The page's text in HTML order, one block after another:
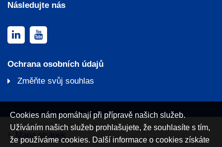
Následujte nás
Ochrana osobních údajů
Změňte svůj souhlas
Mapa stránek
Cookies nám pomáhají při přípravě našich služeb.
Užíváním našich služeb prohlašujete, že souhlasíte s tím,
že používáme cookies. Další informace o cookies získáte